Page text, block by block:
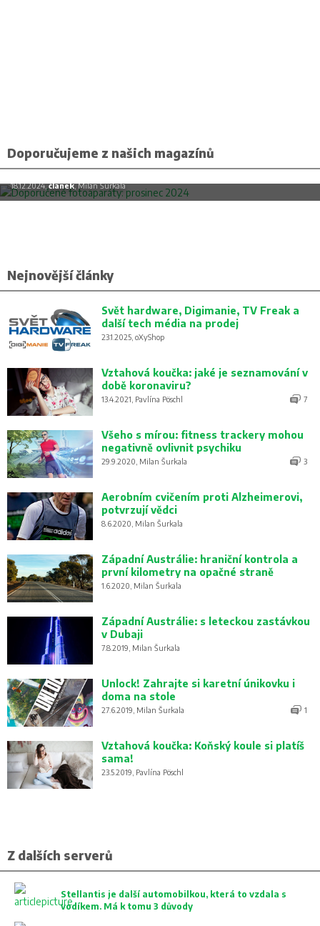
Doporučujeme z našich magazínů
Doporučené fotoaparáty: prosinec 2024
18.12.2024,článek, Milan Šurkala
Nejnovější články
Svět hardware, Digimanie, TV Freak a
další tech média na prodej
23.1.2025, oXyShop
Vztahová koučka: jaké je seznamování v
době koronaviru?
13.4.2021, Pavlína Pöschl 7
Všeho s mírou: fitness trackery mohou
negativně ovlivnit psychiku
29.9.2020, Milan Šurkala 3
Aerobním cvičením proti Alzheimerovi,
potvrzují vědci
8.6.2020, Milan Šurkala
Západní Austrálie: hraniční kontrola a
první kilometry na opačné straně
1.6.2020, Milan Šurkala
Západní Austrálie: s leteckou zastávkou
v Dubaji
7.8.2019, Milan Šurkala
Unlock! Zahrajte si karetní únikovku i
doma na stole
27.6.2019, Milan Šurkala 1
Vztahová koučka: Koňský koule si platíš
sama!
23.5.2019, Pavlína Pöschl
Z dalších serverů
Stellantis je další automobilkou, která to vzdala s
vodíkem. Má k tomu 3 důvody